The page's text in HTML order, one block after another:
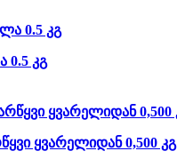
0.5 კგ
ყვარელიდან 0,500 კგ